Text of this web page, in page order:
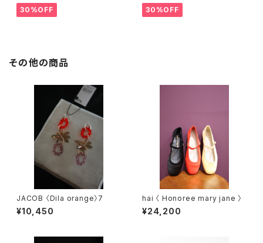
30%OFF 30%OFF
その他の商品
JACOB 〈Dila orange〉7
¥10,450
hai 〈 Honoree mary jane 〉
¥24,200